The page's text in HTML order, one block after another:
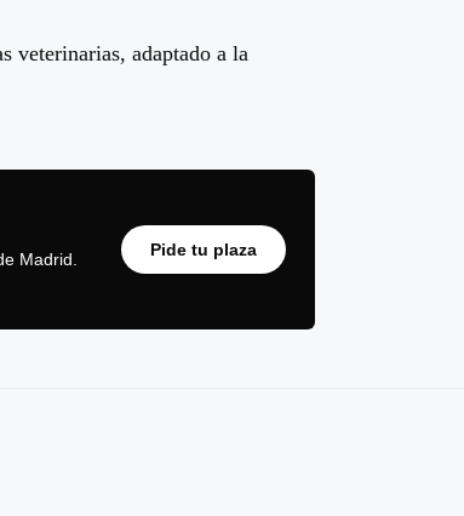
adaptado a la
Madrid.
Pide tu plaza